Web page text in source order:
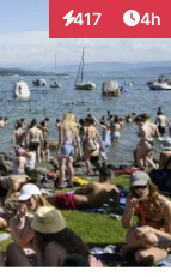
417
Interaktionen
4h